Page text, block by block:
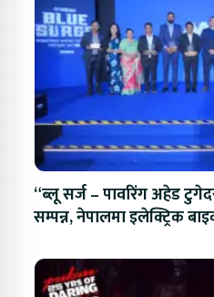
“ब्लू सर्ज – पावरिंग अहेड
सम्पन्न, नेपालमा इलेक्ट्रिक